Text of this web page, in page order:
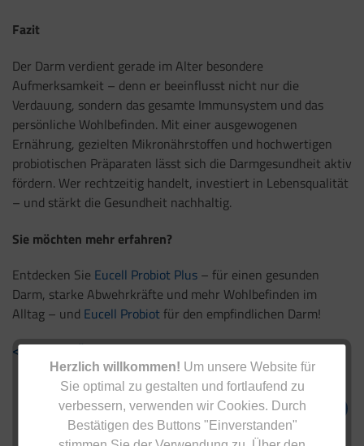
Herzlich willkommen! Um unsere Website für
Sie optimal zu gestalten und fortlaufend zu
verbessern, verwenden wir Cookies. Durch
Bestätigen des Buttons "Einverstanden"
Fazit
Der Darm verdient gerade im Alter besondere
Aufmerksamkeit – denn er beeinflusst nicht nur die
Verdauung, sondern das gesamte Immunsystem und das
persönliche Wohlbefinden. Mit einer ausgewogenen
Ernährung, gezielten Mikronährstoffen und hochwertigen
probiotischen Präparaten lässt sich die Darmgesundheit aktiv
fördern. Wer rechtzeitig handelt, investiert in Lebensqualität
– und stärkt die Gesundheit nachhaltig.
Sie möchten mehr erfahren?
Entdecken Sie Eucell Probiot Plus – für einen gesunden
Darm, starke Abwehrkräfte und mehr Wohlbefinden im
Alltag – und Eucell Probiotfür den empfindlichen Darm!
< Zurück zur Übersicht